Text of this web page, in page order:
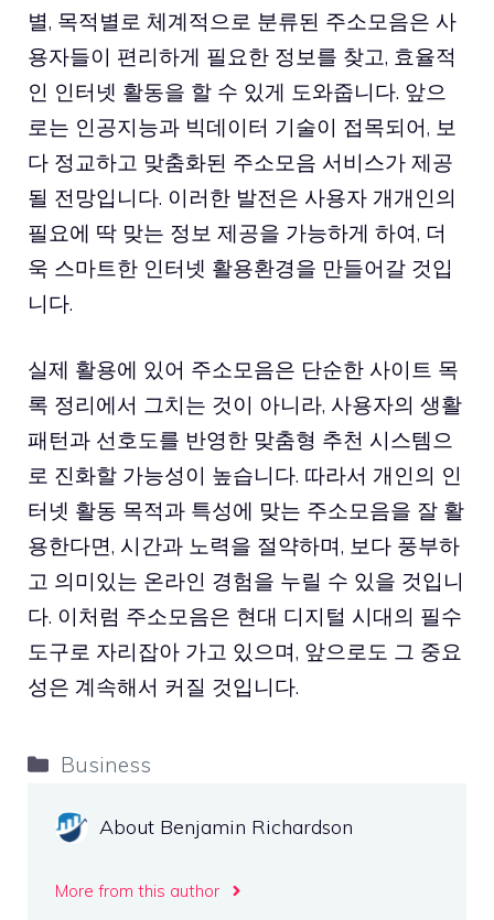
별, 목적별로 체계적으로 분류된 주소모음은 사
용자들이 편리하게 필요한 정보를 찾고, 효율적
인 인터넷 활동을 할 수 있게 도와줍니다. 앞으
로는 인공지능과 빅데이터 기술이 접목되어, 보
다 정교하고 맞춤화된 주소모음 서비스가 제공
될 전망입니다. 이러한 발전은 사용자 개개인의
필요에 딱 맞는 정보 제공을 가능하게 하여, 더
욱 스마트한 인터넷 활용환경을 만들어갈 것입
니다.
실제 활용에 있어 주소모음은 단순한 사이트 목
록 정리에서 그치는 것이 아니라, 사용자의 생활
패턴과 선호도를 반영한 맞춤형 추천 시스템으
로 진화할 가능성이 높습니다. 따라서 개인의 인
터넷 활동 목적과 특성에 맞는 주소모음을 잘 활
용한다면, 시간과 노력을 절약하며, 보다 풍부하
고 의미있는 온라인 경험을 누릴 수 있을 것입니
다. 이처럼 주소모음은 현대 디지털 시대의 필수
도구로 자리잡아 가고 있으며, 앞으로도 그 중요
성은 계속해서 커질 것입니다.
Categories
Business
About Benjamin Richardson
More from this author